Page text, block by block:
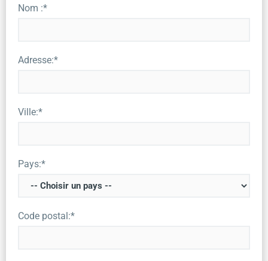
Nom :*
Adresse:*
Ville:*
Pays:*
Code postal:*